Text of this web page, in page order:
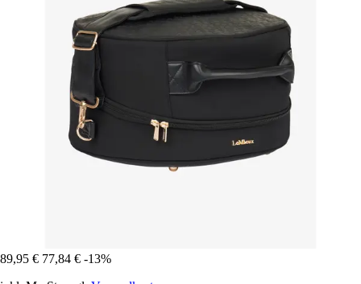
89,95 € 77,84 € -13%